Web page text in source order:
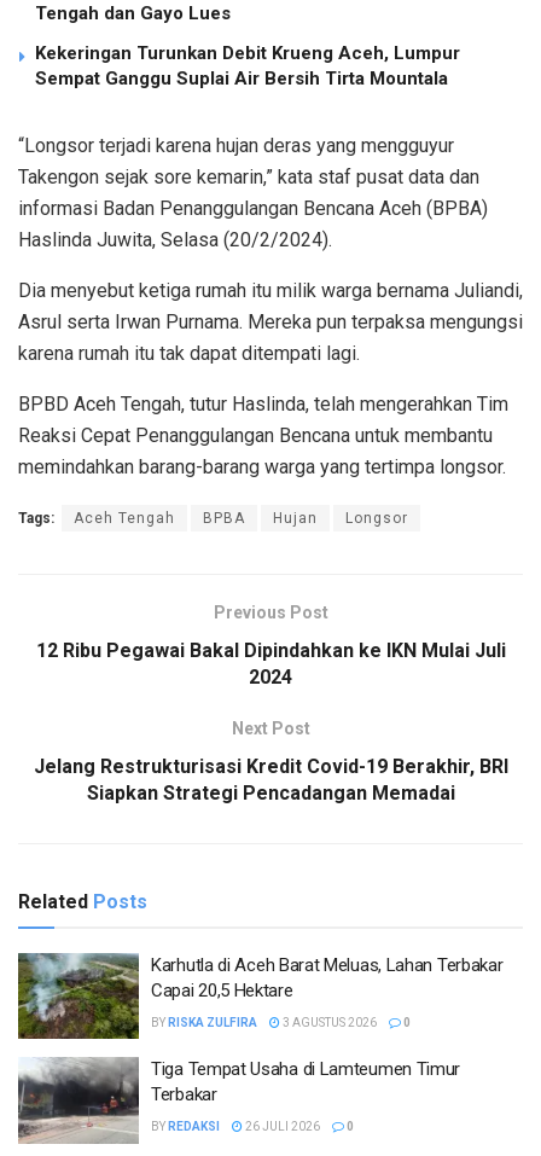
Tengah dan Gayo Lues
Kekeringan Turunkan Debit Krueng Aceh, Lumpur
Sempat Ganggu Suplai Air Bersih Tirta Mountala
“Longsor terjadi karena hujan deras yang mengguyur
Takengon sejak sore kemarin,” kata staf pusat data dan
informasi Badan Penanggulangan Bencana Aceh (BPBA)
Haslinda Juwita, Selasa (20/2/2024).
Dia menyebut ketiga rumah itu milik warga bernama Juliandi,
Asrul serta Irwan Purnama. Mereka pun terpaksa mengungsi
karena rumah itu tak dapat ditempati lagi.
BPBD Aceh Tengah, tutur Haslinda, telah mengerahkan Tim
Reaksi Cepat Penanggulangan Bencana untuk membantu
memindahkan barang-barang warga yang tertimpa longsor.
Tags: Aceh Tengah BPBA Hujan Longsor
Previous Post
12 Ribu Pegawai Bakal Dipindahkan ke IKN Mulai Juli
2024
Next Post
Jelang Restrukturisasi Kredit Covid-19 Berakhir, BRI
Siapkan Strategi Pencadangan Memadai
Related Posts
Karhutla di Aceh Barat Meluas, Lahan Terbakar
Capai 20,5 Hektare
BY RISKA ZULFIRA 3 AGUSTUS 2026 0
Tiga Tempat Usaha di Lamteumen Timur
Terbakar
BY REDAKSI 26 JULI 2026 0